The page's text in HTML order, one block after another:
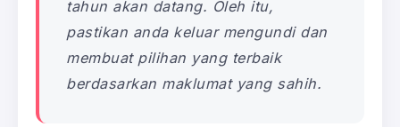
tahun akan datang. Oleh itu,
pastikan anda keluar mengundi dan
membuat pilihan yang terbaik
berdasarkan maklumat yang sahih.